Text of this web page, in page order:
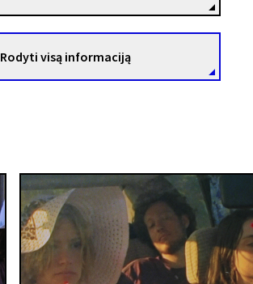
Rodyti visą informaciją